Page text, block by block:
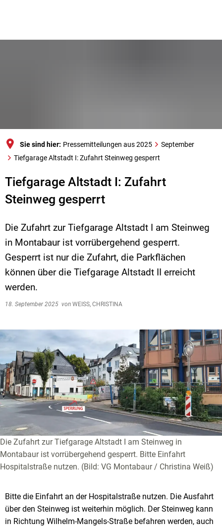
Sie sind hier: Pressemitteilungen aus 2025
September
Tiefgarage Altstadt I: Zufahrt Steinweg gesperrt
Tiefgarage Altstadt I: Zufahrt
Steinweg gesperrt
Die Zufahrt zur Tiefgarage Altstadt I am Steinweg
in Montabaur ist vorrübergehend gesperrt.
Gesperrt ist nur die Zufahrt, die Parkflächen
können über die Tiefgarage Altstadt II erreicht
werden.
18. September 2025 von WEISS, CHRISTINA
Die Zufahrt zur Tiefgarage Altstadt I am Steinweg in
Montabaur ist vorrübergehend gesperrt. Bitte Einfahrt
Hospitalstraße nutzen. (Bild: VG Montabaur / Christina Weiß)
Bitte die Einfahrt an der Hospitalstraße nutzen. Die Ausfahrt
über den Steinweg ist weiterhin möglich. Der Steinweg kann
in Richtung Wilhelm-Mangels-Straße befahren werden, auch